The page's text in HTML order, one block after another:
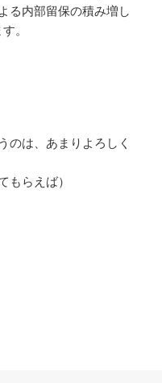
る内部留保の積み増し
。
のは、あまりよろしく
もらえば）